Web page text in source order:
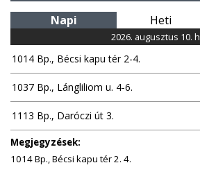
Napi Heti
2026. augusztus 10. h
1014 Bp., Bécsi kapu tér 2-4.
1037 Bp., Lángliliom u. 4-6.
1113 Bp., Daróczi út 3.
Megjegyzések:
1014 Bp., Bécsi kapu tér 2. 4.